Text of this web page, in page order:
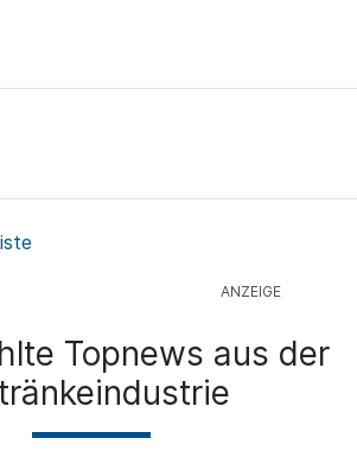
Topnews aus der